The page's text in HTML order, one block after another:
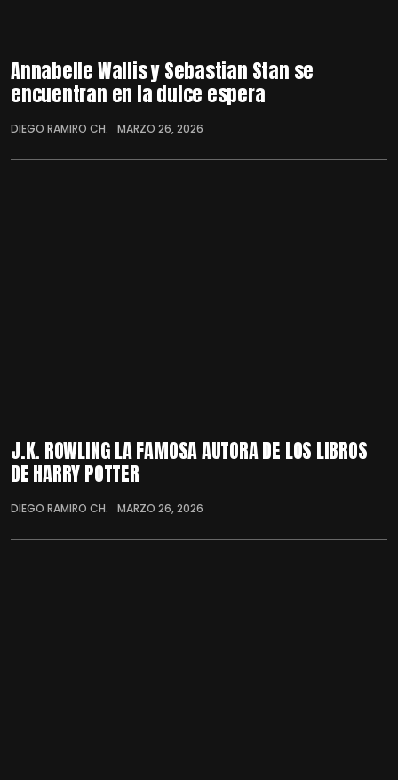
Annabelle Wallis y Sebastian Stan se
encuentran en la dulce espera
DIEGO RAMIRO CH. MARZO 26, 2026
J.K. ROWLING LA FAMOSA AUTORA DE LOS LIBROS
DE HARRY POTTER
DIEGO RAMIRO CH. MARZO 26, 2026